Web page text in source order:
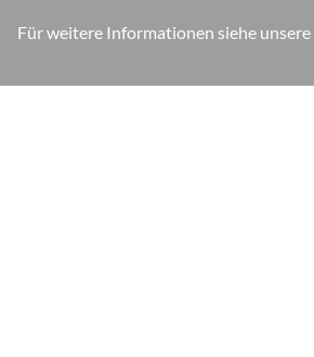
Für weitere Informationen siehe unsere